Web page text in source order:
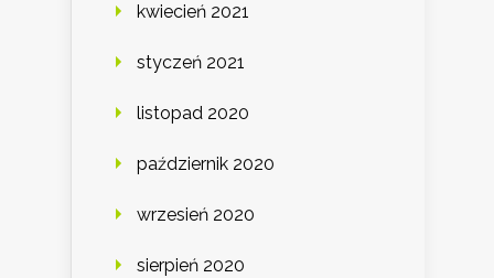
kwiecień 2021
styczeń 2021
listopad 2020
październik 2020
wrzesień 2020
sierpień 2020